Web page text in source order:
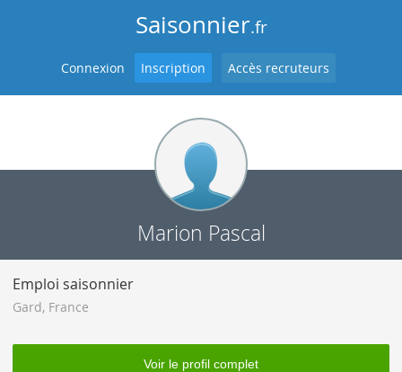
Saisonnier.fr
Connexion Inscription Accès recruteurs
Marion Pascal
Emploi saisonnier
Gard, France
Voir le profil complet